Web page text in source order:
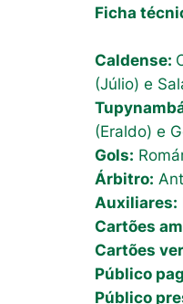
Ficha
Caldense:
(Júlio) e
(Eraldo) e
Gols:
Árbitro:
Auxiliares:
Cartões
Cartões
Público
Público